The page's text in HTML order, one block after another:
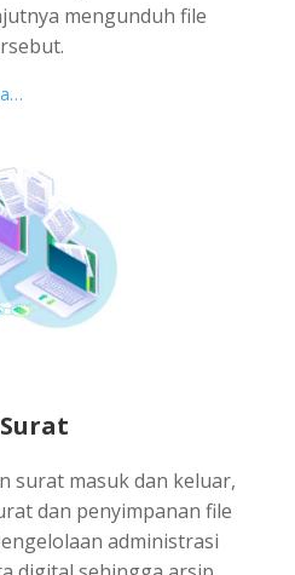
mengunduh file
surat masuk dan keluar,
dan penyimpanan file
administrasi